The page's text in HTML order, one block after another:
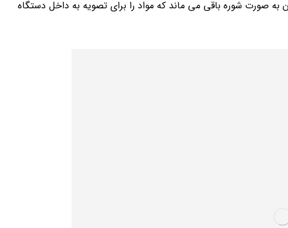
صورت شوره باقی می ماند که مواد را برای تصویه به داخل دستگاه